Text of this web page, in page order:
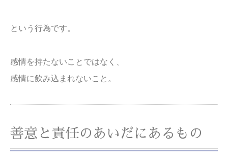
という行為です。
感情を持たないことではなく、
感情に飲み込まれないこと。
善意と責任のあいだにあるもの